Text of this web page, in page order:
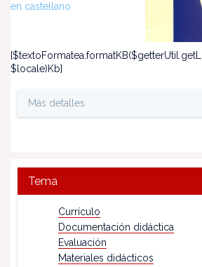
en castellano
$locale)Kb]
Más detalles
Tema
Currículo
Documentación didáctica
Evaluación
Materiales didácticos